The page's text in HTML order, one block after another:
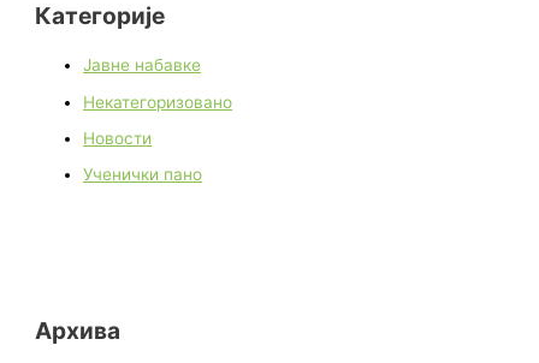
Категорије
Јавне набавке
Некатегоризовано
Новости
Ученички пано
Архива